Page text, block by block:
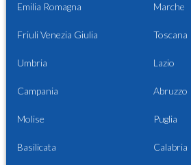
Emilia Romagna Marche
Friuli Venezia Giulia Toscana
Umbria Lazio
Campania Abruzzo
Molise Puglia
Basilicata Calabria